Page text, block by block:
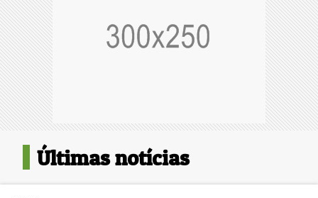
Últimas notícias